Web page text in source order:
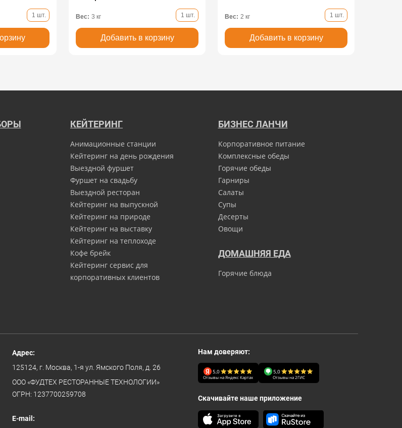
1 шт. Вес: 3 кг 1 шт.
Добавить в корзину
Вес: 2 кг 1 шт.
Добавить в корзину
КЕЙТЕРИНГ
Анимационные станции
Кейтеринг на день рождения
Выездной фуршет
Фуршет на свадьбу
Выездной ресторан
Кейтеринг на выпускной
Кейтеринг на природе
Кейтеринг на выставку
Кейтеринг на теплоходе
Кофе брейк
Кейтеринг сервис для
корпоративных клиентов
БИЗНЕС ЛАНЧИ
Корпоративное питание
Комплексные обеды
Горячие обеды
Гарниры
Салаты
Супы
Десерты
Овощи
ДОМАШНЯЯ ЕДА
Горячие блюда
Адрес:
125124, г. Москва, 1-я ул. Ямского Поля, д. 26
ООО «ФУДТЕХ РЕСТОРАННЫЕ ТЕХНОЛОГИИ»
ОГРН: 1237700259708
E-mail:
Нам доверяют:
5,0
Отзывы на Яндекс Картах
5,0
Отзывы на 2ГИС
Скачивайте наше приложение